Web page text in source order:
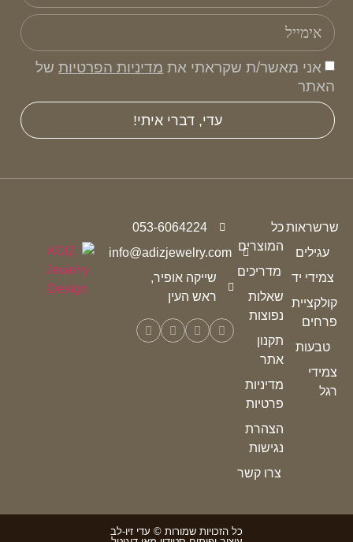
אני מאשר/ת שקראתי את מדיניות הפרטיותשל
האתר
עדי, דברי איתי!
שרשראות
עגילים
צמידי יד
קולקציית
פרחים
טבעות
צמידי
רגל
כל
המוצרים
מדריכים
שאלות
נפוצות
תקנון
אתר
מדיניות
פרטיות
הצהרת
נגישות
צרו קשר
053-6064224
info@adizjewelry.com
שייקה אופיר,
ראש העין
כל הזכויות שמורות © עדי זיו-לב